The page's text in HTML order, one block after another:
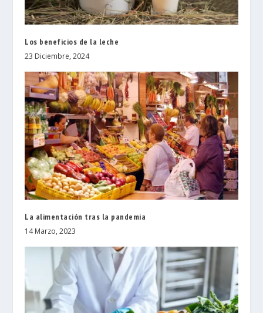
Los beneficios de la leche
23 Diciembre, 2024
La alimentación tras la pandemia
14 Marzo, 2023